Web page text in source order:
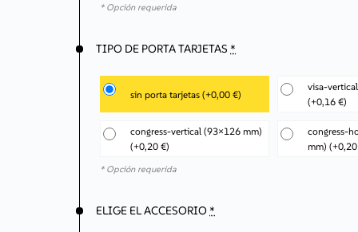
* Opción requerida
TIPO DE PORTA TARJETAS *
sin porta tarjetas (+0,00 €)
visa-
(+0,16 €)
congress-vertical (93×126 mm)
(+0,20 €)
congress-
mm)
* Opción requerida
ELIGE EL ACCESORIO *